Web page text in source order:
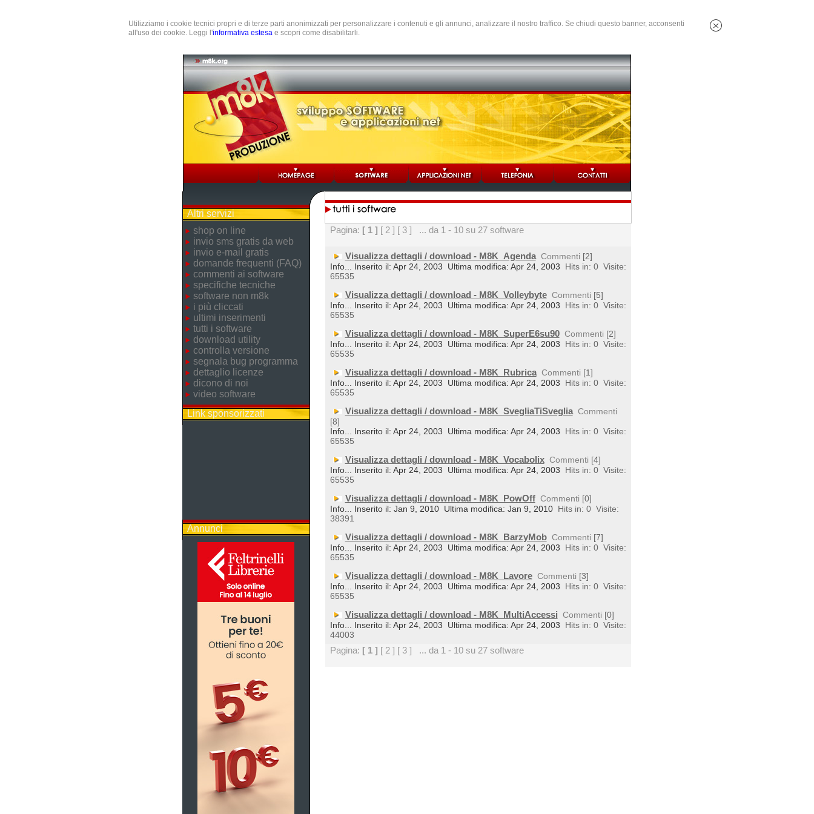
Utilizziamo i cookie tecnici propri e di terze parti anonimizzati per personalizzare i contenuti e gli annunci, analizzare il nostro traffico. Se chiudi questo banner, acconsenti
all'uso dei cookie. Leggi l'informativa estesa e scopri come disabilitarli.
Altri servizi
shop on line
invio sms gratis da web
invio e-mail gratis
domande frequenti (FAQ)
commenti ai software
specifiche tecniche
software non m8k
i più cliccati
ultimi inserimenti
tutti i software
download utility
controlla versione
segnala bug programma
dettaglio licenze
dicono di noi
video software
Link sponsorizzati
Annunci
Pagina: [ 1 ] [ 2 ] [ 3 ] ... da 1 - 10 su 27 software
Visualizza dettagli / download - M8K_Agenda Commenti [2]
Info... Inserito il: Apr 24, 2003
Ultima modifica: Apr 24, 2003 Hits in: 0 Visite:
65535
Visualizza dettagli / download - M8K_Volleybyte Commenti [5]
Info... Inserito il: Apr 24, 2003
Ultima modifica: Apr 24, 2003 Hits in: 0 Visite:
65535
Visualizza dettagli / download - M8K_SuperE6su90 Commenti [2]
Info... Inserito il: Apr 24, 2003
Ultima modifica: Apr 24, 2003 Hits in: 0 Visite:
65535
Visualizza dettagli / download - M8K_Rubrica Commenti [1]
Info... Inserito il: Apr 24, 2003
Ultima modifica: Apr 24, 2003 Hits in: 0 Visite:
65535
Visualizza dettagli / download - M8K_SvegliaTiSveglia Commenti
[8]
Info... Inserito il: Apr 24, 2003
Ultima modifica: Apr 24, 2003 Hits in: 0 Visite:
65535
Visualizza dettagli / download - M8K_Vocabolix Commenti [4]
Info... Inserito il: Apr 24, 2003
Ultima modifica: Apr 24, 2003 Hits in: 0 Visite:
65535
Visualizza dettagli / download - M8K_PowOff Commenti [0]
Info... Inserito il: Jan 9, 2010 Ultima modifica: Jan 9, 2010 Hits in: 0 Visite:
38391
Visualizza dettagli / download - M8K_BarzyMob Commenti [7]
Info... Inserito il: Apr 24, 2003
Ultima modifica: Apr 24, 2003 Hits in: 0 Visite:
65535
Visualizza dettagli / download - M8K_Lavore Commenti [3]
Info... Inserito il: Apr 24, 2003
Ultima modifica: Apr 24, 2003 Hits in: 0 Visite:
65535
Visualizza dettagli / download - M8K_MultiAccessi Commenti [0]
Info... Inserito il: Apr 24, 2003
Ultima modifica: Apr 24, 2003 Hits in: 0 Visite:
44003
Pagina: [ 1 ] [ 2 ] [ 3 ] ... da 1 - 10 su 27 software